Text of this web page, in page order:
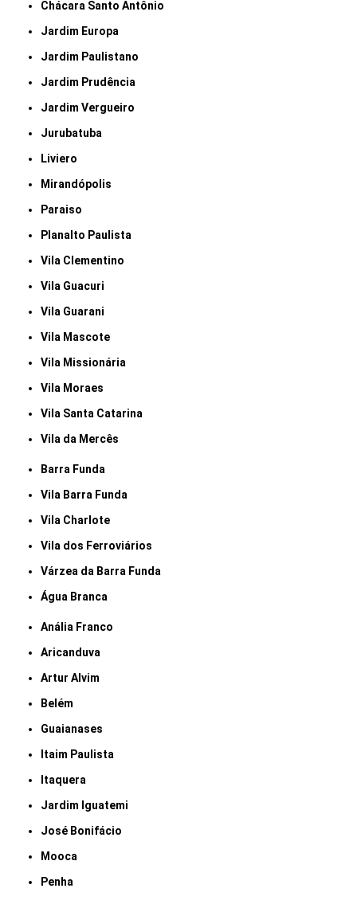
Chácara Santo Antônio
Jardim Europa
Jardim Paulistano
Jardim Prudência
Jardim Vergueiro
Jurubatuba
Liviero
Mirandópolis
Paraiso
Planalto Paulista
Vila Clementino
Vila Guacuri
Vila Guarani
Vila Mascote
Vila Missionária
Vila Moraes
Vila Santa Catarina
Vila da Mercês
Barra Funda
Vila Barra Funda
Vila Charlote
Vila dos Ferroviários
Várzea da Barra Funda
Água Branca
Anália Franco
Aricanduva
Artur Alvim
Belém
Guaianases
Itaim Paulista
Itaquera
Jardim Iguatemi
José Bonifácio
Mooca
Penha